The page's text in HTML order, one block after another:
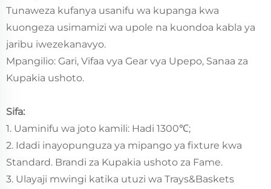
Tunaweza kufanya usanifu wa kupanga kwa
kuongeza usimamizi wa upole na kuondoa kabla ya
jaribu iwezekanavyo.
Mpangilio: Gari, Vifaa vya Gear vya Upepo, Sanaa za
Kupakia ushoto.
Sifa:
1. Uaminifu wa joto kamili: Hadi 1300℃;
2. Idadi inayopunguza ya mipango ya fixture kwa
Standard. Brandi za Kupakia ushoto za Fame.
3. Ulayaji mwingi katika utuzi wa Trays&Baskets